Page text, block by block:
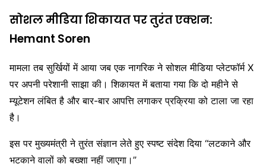
सोशल मीडिया शिकायत पर तुरंत एक्शन:
Hemant Soren
मामला तब सुर्खियों में आया जब एक नागरिक ने सोशल मीडिया प्लेटफॉर्म X
पर अपनी परेशानी साझा की। शिकायत में बताया गया कि दो महीने से
म्यूटेशन लंबित है और बार-बार आपत्ति लगाकर प्रक्रिया को टाला जा रहा
है।
इस पर मुख्यमंत्री ने तुरंत संज्ञान लेते हुए स्पष्ट संदेश दिया “लटकाने और
भटकाने वालों को बख्शा नहीं जाएगा।”